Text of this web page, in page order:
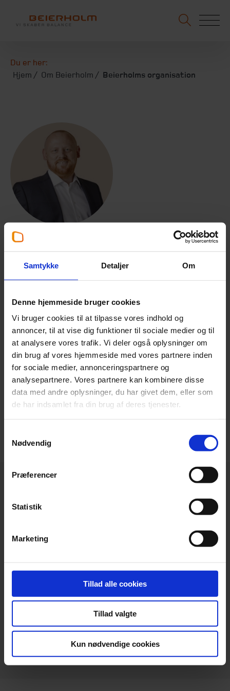
Samtykke Detaljer Om
Denne hjemmeside bruger cookies
Vi bruger cookies til at tilpasse vores indhold og
annoncer, til at vise dig funktioner til sociale medier og til
at analysere vores trafik. Vi deler også oplysninger om
din brug af vores hjemmeside med vores partnere inden
for sociale medier, annonceringspartnere og
analysepartnere. Vores partnere kan kombinere disse
data med andre oplysninger, du har givet dem, eller som
de har indsamlet fra din brug af deres tjenester.
Nødvendig
Præferencer
Statistik
Marketing
Tillad alle cookies
Tillad valgte
Kun nødvendige cookies
Du er her:
Hjem
Om Beierholm Beierholms organisation
Jacob Dahl Allentoft
Partner,Statsautoriseret revisor
jda@beierholm.dk
Arbejder her:
Revisor Hobro
Telefon:+45 98 52 09 99
Email:mariagerfjord@beierholm.dk
Smedevej 1B
DK-9500 Hobro
DK-9220 Aalborg Ø
Telefax:+45 96 34 79 30
info@beierholm.dk